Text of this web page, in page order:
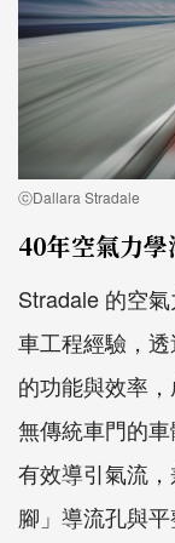
ⓒDallara Stradale
40年空氣力
Stradale 的空
車工程經驗，
的功能與效率
無傳統車門的
有效導引氣流
腳」導流孔與